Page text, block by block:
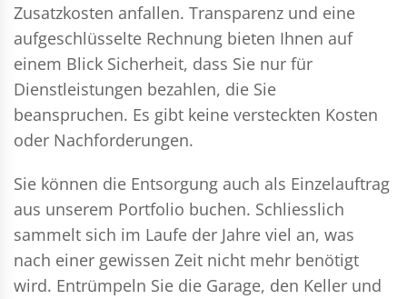
Zusatzkosten anfallen. Transparenz und eine
aufgeschlüsselte Rechnung bieten Ihnen auf
einem Blick Sicherheit, dass Sie nur für
Dienstleistungen bezahlen, die Sie
beanspruchen. Es gibt keine versteckten Kosten
oder Nachforderungen.
Sie können die Entsorgung auch als Einzelauftrag
aus unserem Portfolio buchen. Schliesslich
sammelt sich im Laufe der Jahre viel an, was
nach einer gewissen Zeit nicht mehr benötigt
wird. Entrümpeln Sie die Garage, den Keller und